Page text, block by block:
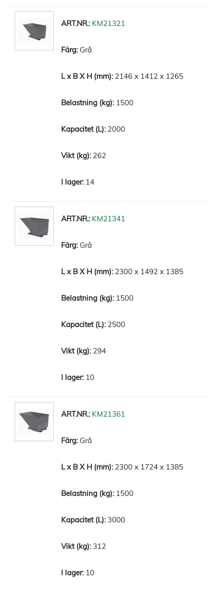
KM21321
Grå
2146 x 1412 x 1265
1500
2000
262
14
KM21341
Grå
2300 x 1492 x 1385
1500
2500
294
10
KM21361
Grå
2300 x 1724 x 1385
1500
3000
312
10